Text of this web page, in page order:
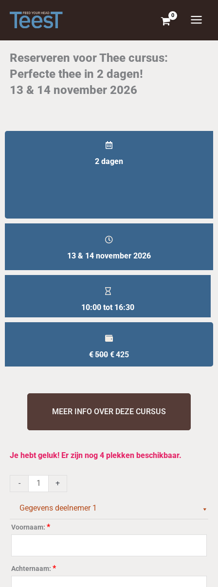
naar
inhoud
Reserveren voor Thee cursus:
Perfecte thee in 2 dagen!
13 & 14 november 2026
2 dagen
13 & 14 november 2026
10:00 tot 16:30
€500
Oorspronkelijke
prijs
€425prijs
MEER INFO OVER DEZE CURSUS
Je hebt geluk! Er zijn nog 4 plekken beschikbaar.
-
Thee
Perfecte
dagen!13
&
2026
+
Gegevens deelnemer 1
Voornaam: *
Achternaam: *